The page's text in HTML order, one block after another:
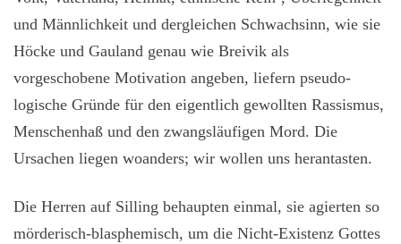
und Männlichkeit und dergleichen Schwachsinn, wie sie
Höcke und Gauland genau wie Breivik als
vorgeschobene Motivation angeben, liefern pseudo-
logische Gründe für den eigentlich gewollten Rassismus,
Menschenhaß und den zwangsläufigen Mord. Die
Ursachen liegen woanders; wir wollen uns herantasten.
Die Herren auf Silling behaupten einmal, sie agierten so
mörderisch-blasphemisch, um die Nicht-Existenz Gottes